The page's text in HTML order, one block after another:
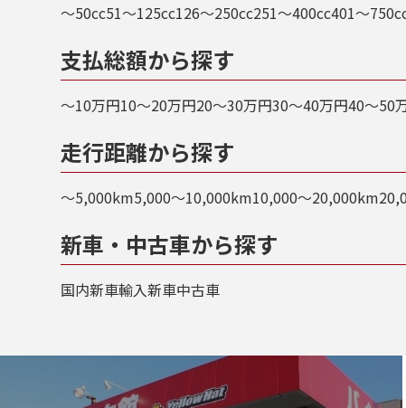
～50cc51～125cc126～250cc251～400cc401～
支払総額から探す
～10万円10～20万円20～30万円30～40万円40～50
走行距離から探す
～5,000km5,000～10,000km10,000～20,000km
新車・中古車から探す
国内新車輸入新車中古車